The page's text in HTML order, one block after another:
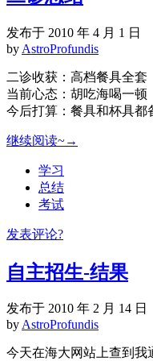
发布于 2010 年 4 月 1 日
by AstroProfundis
二诊收获：高档餐具全套
当前心态：胡吃海喝一顿
今后打算：餐具和杯具
继续阅读~→
学习
总结
考试
发表评论?
自主招生-结果
发布于 2010 年 2 月 14 日
byAstroProfundis
今天在海大网站上查到我